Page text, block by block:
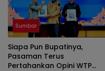
Sumbar
Siapa Pun Bupatinya,
Pasaman Terus
Pertahankan Opini WTP